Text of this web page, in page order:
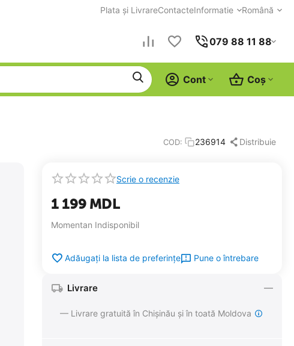
Plata și LivrareContacteInformatie Română
079 88 11 88
Coș
Cont
COD: 236914 Distribuie
Scrie o recenzie
1 199 MDL
Momentan Indisponibil
Adăugați la lista de preferințe Pune o întrebare
Livrare
— Livrare gratuită în Chișinău și în toată Moldova